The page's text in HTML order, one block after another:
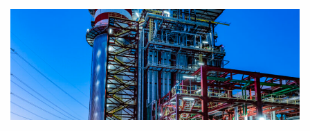
On29 Ιουλίου 2026
Η METLEN υπογράφει
εμβληματική συμφωνία
προμήθειας γαλλίου
On29 Ιουλίου 2026